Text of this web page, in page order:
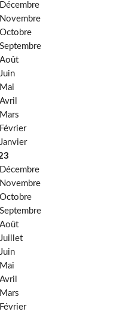
Décembre
Novembre
Octobre
Septembre
Août
Juin
Mai
Avril
Mars
Février
Janvier
Décembre
Novembre
Octobre
Septembre
Août
Juillet
Juin
Mai
Avril
Mars
Février